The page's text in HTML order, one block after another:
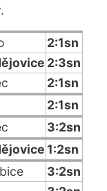
2:1sn
2:3sn
2:1sn
2:1sn
3:2sn
1:2sn
3:2sn